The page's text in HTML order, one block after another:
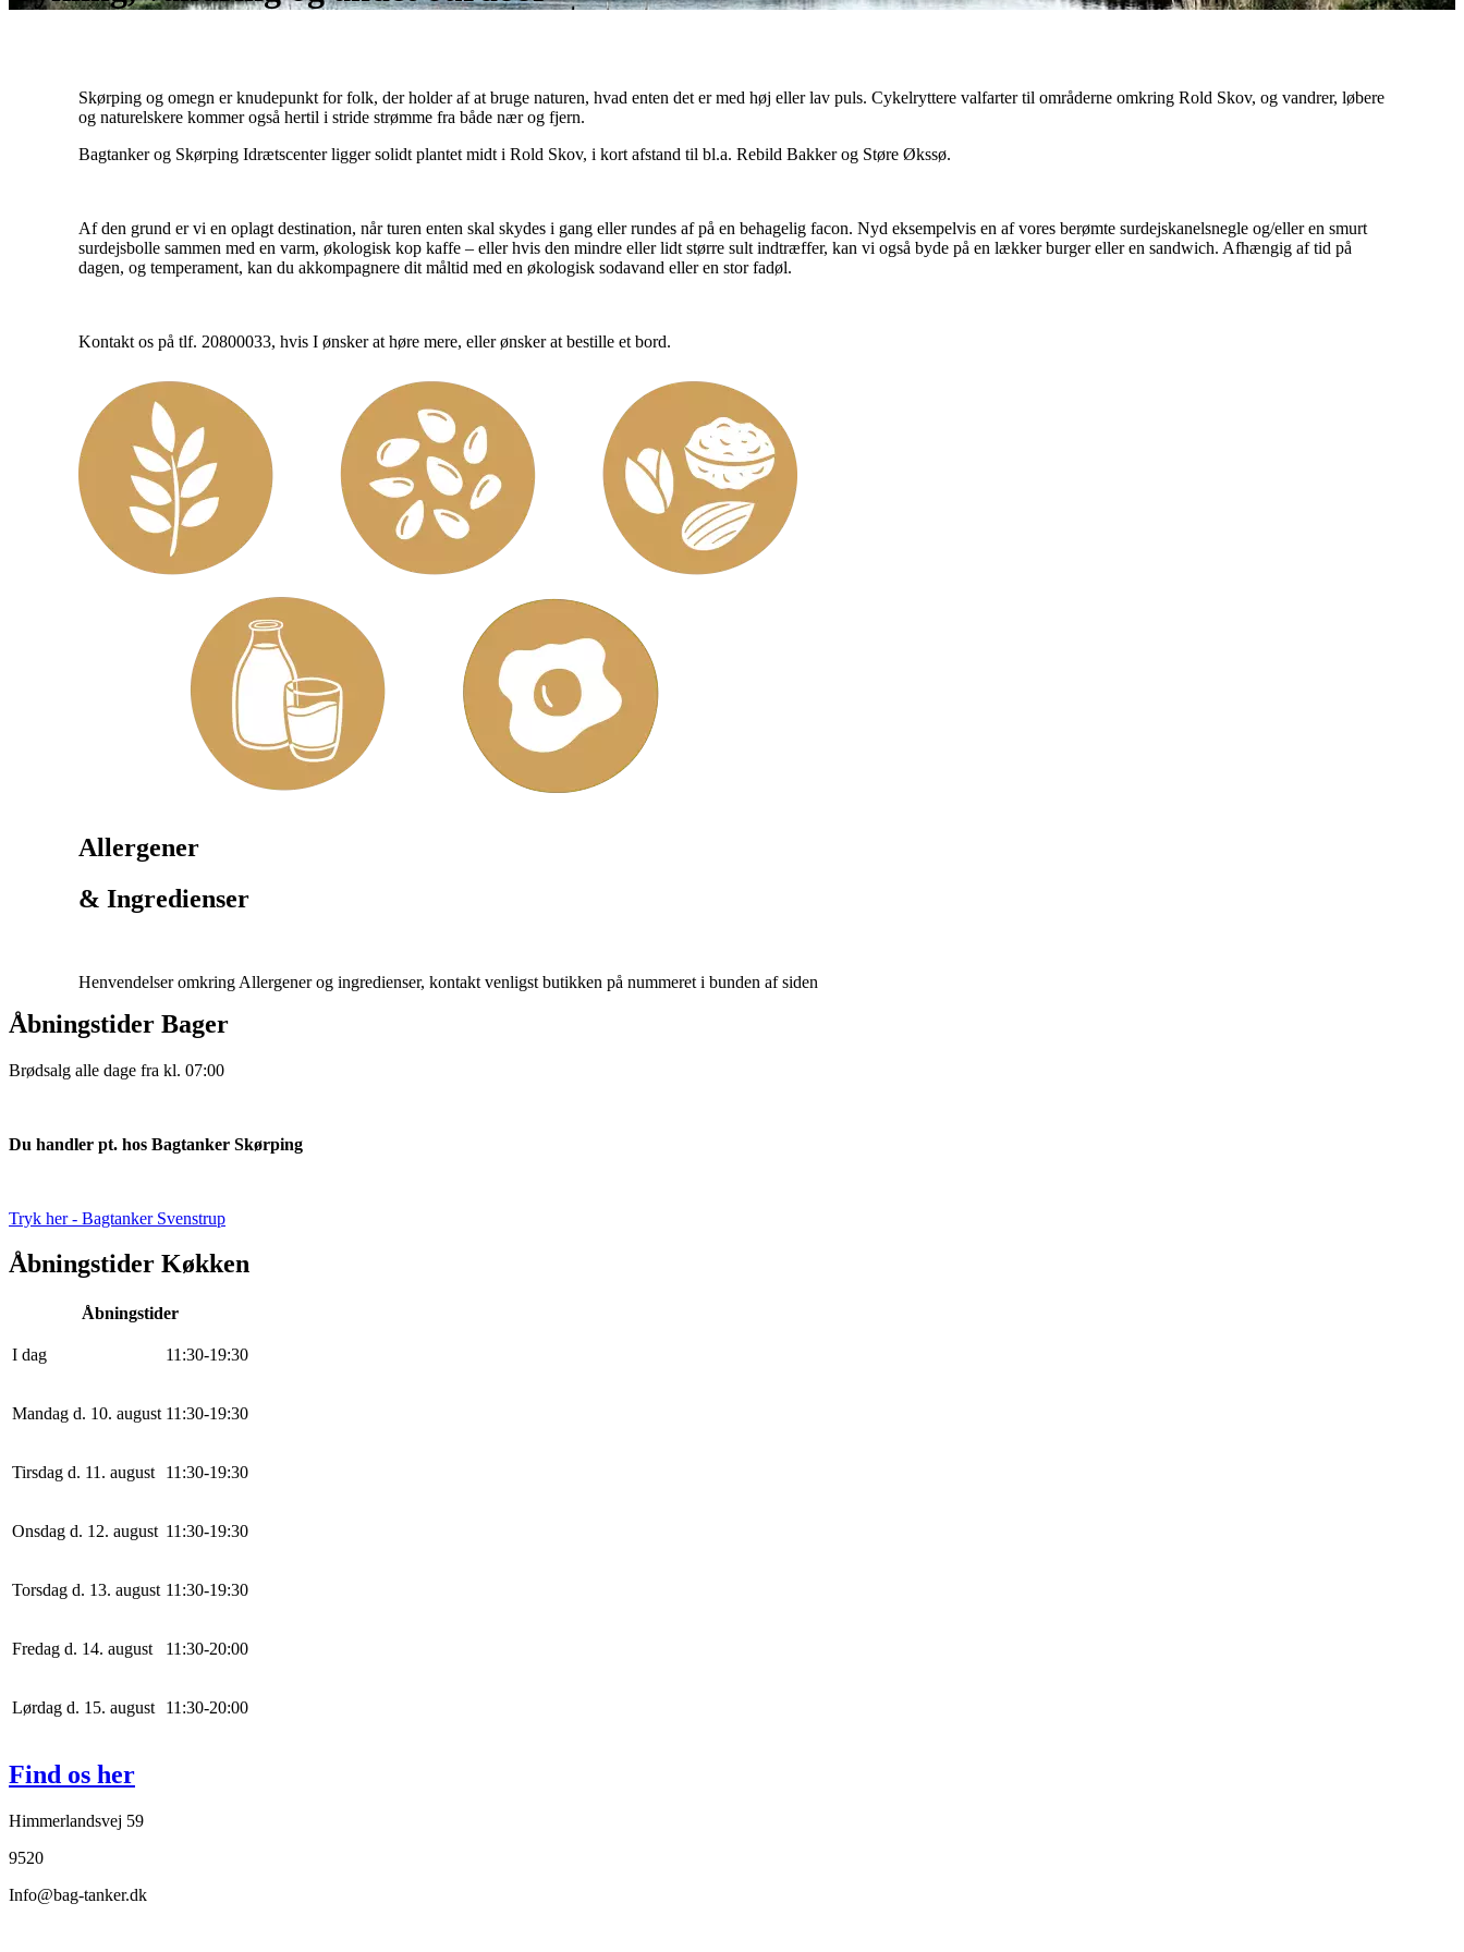
Skørping og omegn er knudepunkt for folk, der holder af at bruge naturen, hvad enten det er med høj eller lav puls. Cykelryttere valfarter til områderne omkring Rold Skov, og vandrer, løbere
og naturelskere kommer også hertil i stride strømme fra både nær og fjern.
Bagtanker og Skørping Idrætscenter ligger solidt plantet midt i Rold Skov, i kort afstand til bl.a. Rebild Bakker og Støre Økssø.
Af den grund er vi en oplagt destination, når turen enten skal skydes i gang eller rundes af på en behagelig facon. Nyd eksempelvis en af vores berømte surdejskanelsnegle og/eller en smurt
surdejsbolle sammen med en varm, økologisk kop kaffe – eller hvis den mindre eller lidt større sult indtræffer, kan vi også byde på en lækker burger eller en sandwich. Afhængig af tid på
dagen, og temperament, kan du akkompagnere dit måltid med en økologisk sodavand eller en stor fadøl.
Kontakt os på tlf. 20800033, hvis I ønsker at høre mere, eller ønsker at bestille et bord.
Allergener
& Ingredienser
Henvendelser omkring Allergener og ingredienser, kontakt venligst butikken på nummeret i bunden af siden
Åbningstider Bager
Brødsalg alle dage fra kl. 07:00
Du handler pt. hos Bagtanker Skørping
Tryk her - Bagtanker Svenstrup
Åbningstider Køkken
Åbningstider
I dag 11 :30-19:30
Mandag d. 10. august 11 :30-19:30
Tirsdag d. 11. august 11 :30-19:30
Onsdag d. 12. august 11 :30-19:30
Torsdag d. 13. august 11 :30-19:30
Fredag d. 14. august 11 :30-20:00
Lørdag d. 15. august 11 :30-20:00
Find os her
Himmerlandsvej 59
9520
Info@bag-tanker.dk